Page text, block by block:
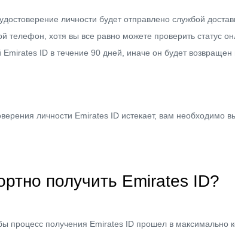
личности будет отправлено службой
телефон, хотя вы все равно можете проверить статус
ID в течение 90 дней, иначе он будет возвращен
личности Emirates ID истекает, вам необходимо
получить Emirates ID?
процесс получения Emirates ID прошел в